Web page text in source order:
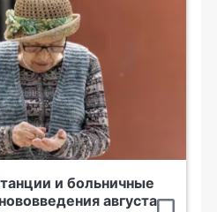
и больничные
августа